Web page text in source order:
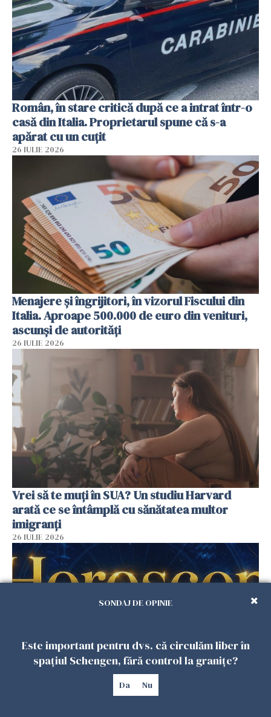
Român, în stare critică după ce a intrat într-o
casă din Italia. Proprietarul spune că s-a
apărat cu un cuțit
26 IULIE 2026
Menajere și îngrijitori, în vizorul Fiscului din
Italia. Aproape 500.000 de euro din venituri,
ascunși de autorități
26 IULIE 2026
Vrei să te muți în SUA? Un studiu Harvard
arată ce se întâmplă cu sănătatea multor
imigranți
26 IULIE 2026
Horoscop 27 iulie. Lunea care schimbă ritmul
SONDAJ DE OPINIE
Este important pentru dvs. că circulăm liber în
spațiul Schengen, fără control la granițe?
Da Nu